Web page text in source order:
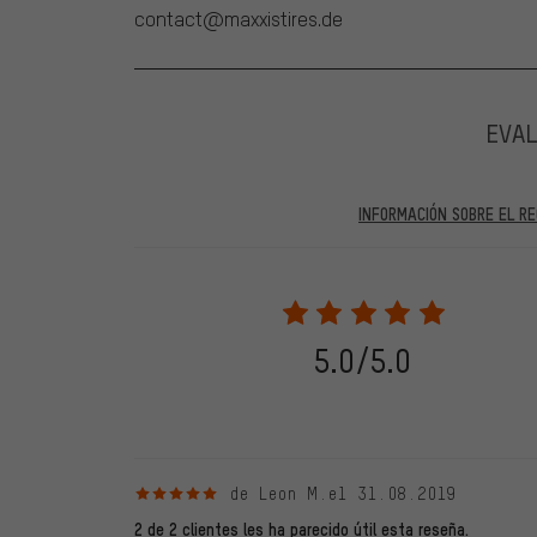
contact@maxxistires.de
INFORMACIÓN SOBRE EL
2022 solo se publicarán evaluaciones verificadas, lo
Solo desbloqueamos la evaluación después de
verificadas llevan una marca verde, que se aplica a
28. 05. 2022. Se incluyeron también evaluaciones
evaluado en nuestra tienda. Estos comentarios no
5.0/5.0
5 de 5 estrellas
de Leon M. el 31.08.2019
2 de 2 clientes les ha parecido útil esta reseña.